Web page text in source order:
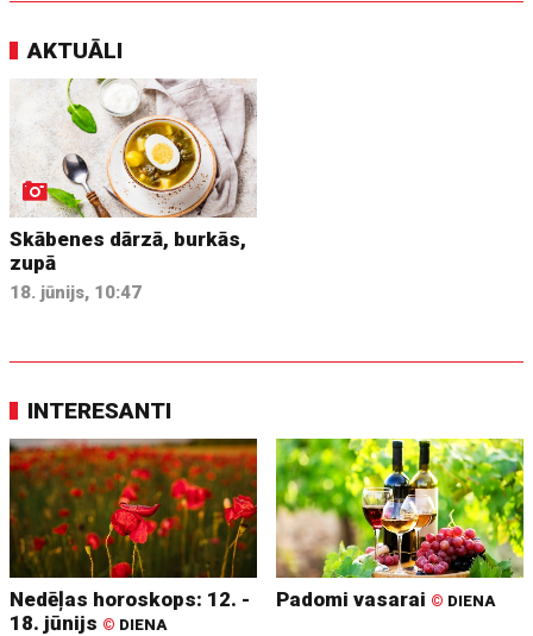
AKTUĀLI
Skābenes dārzā, burkās,
zupā
18. jūnijs, 10:47
INTERESANTI
Nedēļas horoskops: 12. -
18. jūnijs © DIENA
Padomi vasarai © DIENA